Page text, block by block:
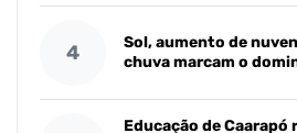
4
Sol, aumento de
chuva marcam o
Educação de